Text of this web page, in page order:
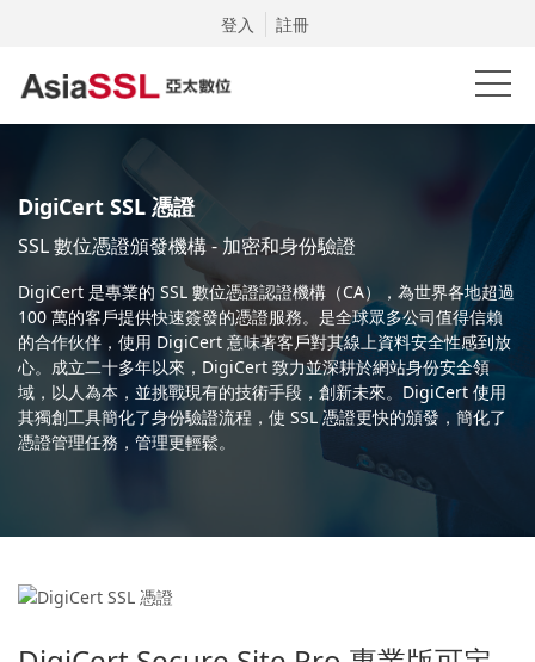
登入 註冊
DigiCert SSL 憑證
SSL 數位憑證頒發機構 - 加密和身份驗證
DigiCert 是專業的 SSL 數位憑證認證機構（CA），為世界各地超過
100 萬的客戶提供快速簽發的憑證服務。是全球眾多公司值得信賴
的合作伙伴，使用 DigiCert 意味著客戶對其線上資料安全性感到放
心。成立二十多年以來，DigiCert 致力並深耕於網站身份安全領
域，以人為本，並挑戰現有的技術手段，創新未來。DigiCert 使用
其獨創工具簡化了身份驗證流程，使 SSL 憑證更快的頒發，簡化了
憑證管理任務，管理更輕鬆。